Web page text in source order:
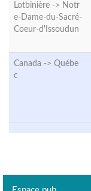
Lotbinière -> Notr
e-Dame-du-Sacré-
Coeur-d'Issoudun
Canada -> Québe
c